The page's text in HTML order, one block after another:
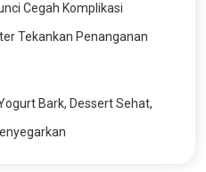
Cegah Komplikasi
Tekankan Penanganan
Bark, Dessert Sehat,